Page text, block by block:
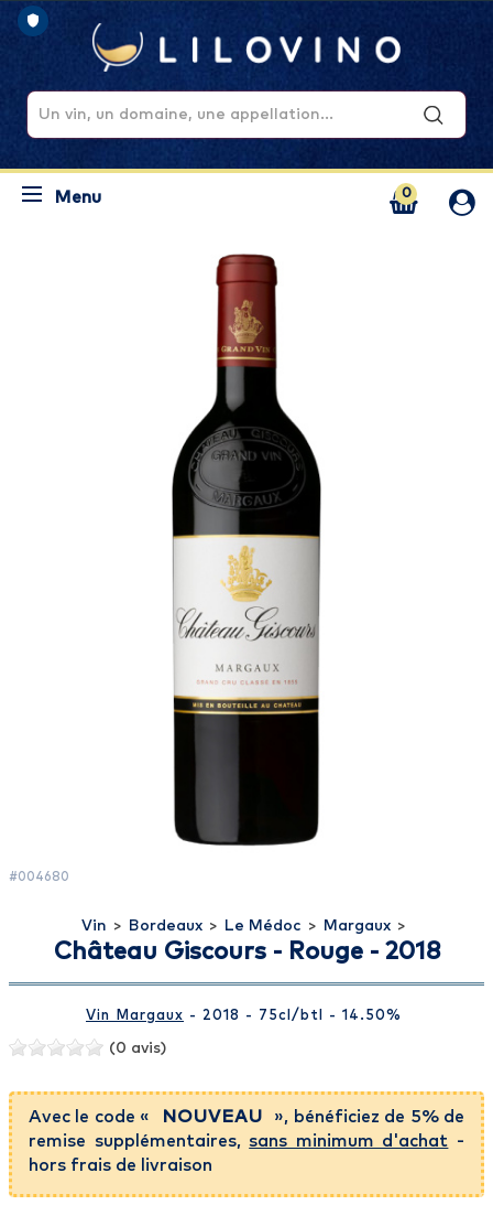
0
Menu
#004680
Vin > Bordeaux > Le Médoc > Margaux >
Château Giscours - Rouge - 2018
Vin Margaux - 2018 - 75cl /btl - 14.50%
(0 avis)
Avec le code « NOUVEAU
», bénéficiez de 5% de
remise supplémentaires,sans minimum d'achat -
hors frais de livraison